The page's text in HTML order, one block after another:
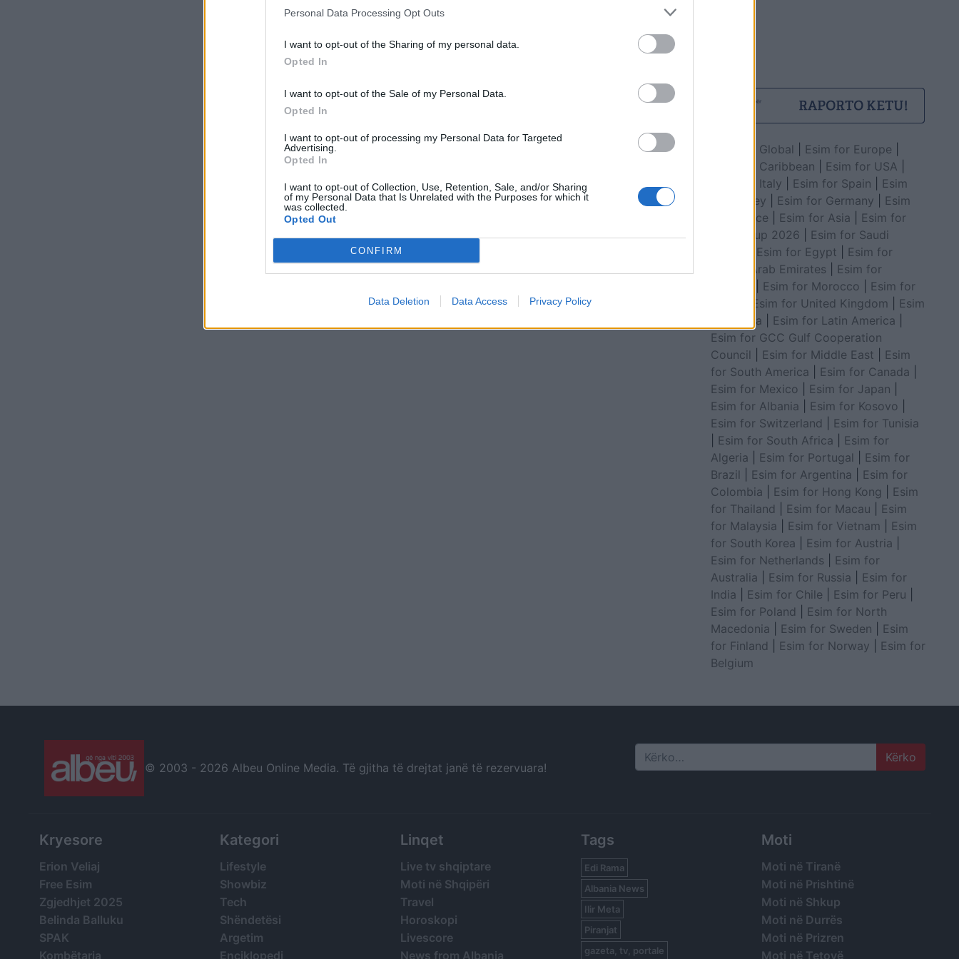
Personal Data Processing Opt Outs
I want to opt-out of the Sharing of my personal data.
Opted In
I want to opt-out of the Sale of my Personal Data.
Opted In
I want to opt-out of processing my Personal Data for Targeted
Advertising.
Opted In
I want to opt-out of Collection, Use, Retention, Sale, and/or Sharing
of my Personal Data that Is Unrelated with the Purposes for which it
was collected.
Opted Out
CONFIRM
Data Deletion Data Access Privacy Policy
Esim for Global Esim for Europe
Esim for Caribbean
Esim for USA
Esim for Italy
Esim for Spain
Esim
for Turkey
Esim for Germany
Esim
for Greece
Esim for Asia
Esim for
World Cup 2026
Esim for Saudi
Esim for Egypt
Esim for
United Arab Emirates
Esim for
Esim for Morocco
Esim for
Esim for United Kingdom
Esim
for Africa
Esim for Latin America
Esim for GCC Gulf Cooperation
Council
Esim for Middle East
Esim
for South America
Esim for Canada
Esim for Mexico
Esim for Japan
Esim for Albania
Esim for Kosovo
Esim for Switzerland
Esim for Tunisia
Esim for South Africa
Esim for
Algeria
Esim for Portugal
Esim for
Brazil
Esim for Argentina
Esim for
Colombia
Esim for Hong Kong
Esim
for Thailand
Esim for Macau
Esim
for Malaysia
Esim for Vietnam
Esim
for South Korea
Esim for Austria
Esim for Netherlands
Esim for
Australia
Esim for Russia
Esim for
India
Esim for Chile Esim for Peru
Esim for Poland
Esim for North
Macedonia
Esim for Sweden
Esim
for Finland
Esim for Norway
Esim for
Belgium
© 2003 - 2026 Albeu Online Media. Të gjitha të drejtat janë të rezervuara! Search
Kryesore
Erion Veliaj
Free Esim
Zgjedhjet 2025
Belinda Balluku
SPAK
Kombëtarja
Kategori
Lifestyle
Showbiz
Tech
Shëndetësi
Argetim
Enciklopedi
Linqet
Live tv shqiptare
Moti në Shqipëri
Travel
Horoskopi
Livescore
News from Albania
Tags
Edi Rama
Albania News
Ilir Meta
Piranjat
gazeta, tv, portale
Moti
Moti në Tiranë
Moti në Prishtinë
Moti në Shkup
Moti në Durrës
Moti në Prizren
Moti në Tetovë